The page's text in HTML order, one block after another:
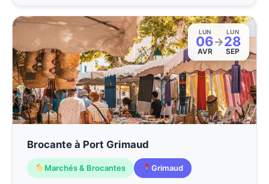
LUN
06
AVR
→
LUN
28
SEP
Brocante à Port Grimaud
Marchés & Brocantes Grimaud